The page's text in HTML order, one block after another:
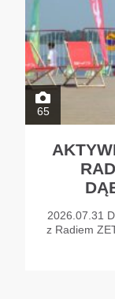
65
2026.07.31
z Radiem